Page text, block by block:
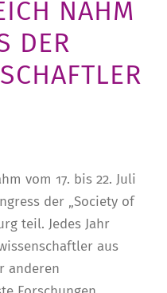
NAHM
DER
vom 17. bis 22. Juli
der „Society of
teil. Jedes Jahr
aus
anderen